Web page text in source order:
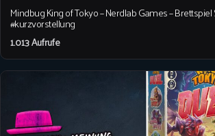
Mindbug King of Tokyo – Nerdlab Games –
#kurzvorstellung
1.013 Aufrufe